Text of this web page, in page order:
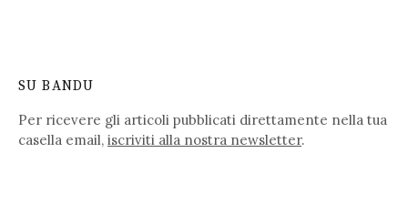
SU BANDU
Per ricevere gli articoli pubblicati direttamente nella tua
casella email, iscriviti alla nostra newsletter.